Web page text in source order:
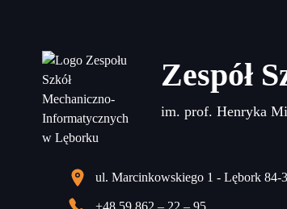
Zespół
im. prof. Henryka
ul. Marcinkowskiego 1 - Lębork 84-
+48 59 862 – 22 – 95